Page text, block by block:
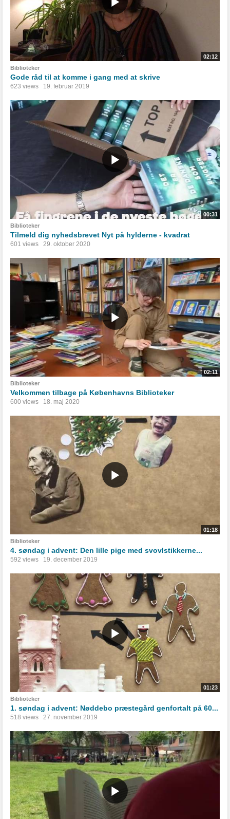
02:12
Biblioteker
Gode råd til at komme i gang med at skrive
623 views 19. februar 2019
00:31
Biblioteker
Tilmeld dig nyhedsbrevet Nyt på hylderne - kvadrat
601 views 29. oktober 2020
02:11
Biblioteker
Velkommen tilbage på Københavns Biblioteker
600 views 18. maj 2020
01:18
Biblioteker
4. søndag i advent: Den lille pige med svovlstikkerne...
592 views 19. december 2019
01:23
Biblioteker
1. søndag i advent: Nøddebo præstegård genfortalt på 60...
518 views 27. november 2019